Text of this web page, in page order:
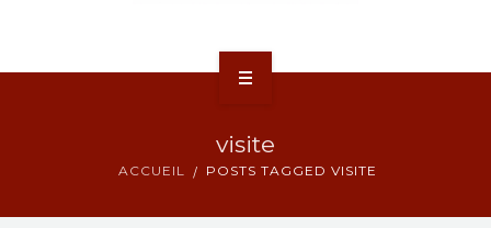
visite
ACCUEIL POSTS TAGGED VISITE